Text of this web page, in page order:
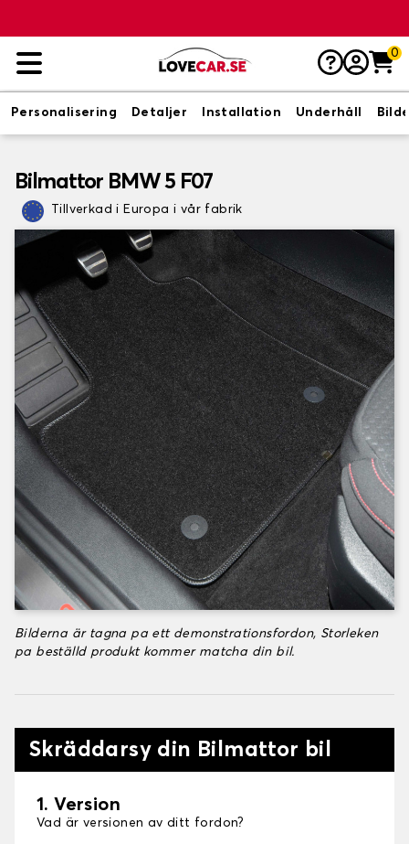
0
Personalisering Detaljer Installation Underhåll
Bilmattor BMW 5 F07
Tillverkad i Europa i vår fabrik
Bilderna är tagna pa ett demonstrationsfordon, Storleken
pa beställd produkt kommer matcha din bil.
Skräddarsy din Bilmattor bil
1. Version
Vad är versionen av ditt fordon?